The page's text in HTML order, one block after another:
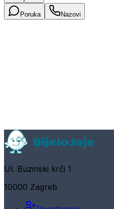
Poruka Nazovi
Ul. Buzinski krči 1
10000 Zagreb